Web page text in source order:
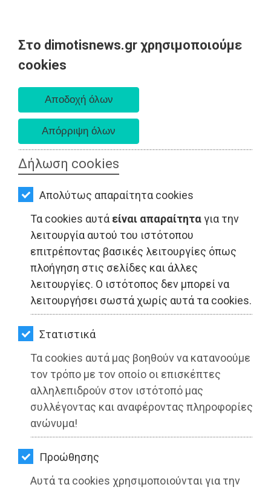
Στο dimotisnews.gr χρησιμοποιούμε
cookies
Δήλωση cookies
Απολύτως απαραίτητα cookies
Τα cookies αυτά είναι απαραίτηταγια την
λειτουργία αυτού του ιστότοπου
επιτρέποντας βασικές λειτουργίες όπως
πλοήγηση στις σελίδες και άλλες
λειτουργίες. Ο ιστότοπος δεν μπορεί να
λειτουργήσει σωστά χωρίς αυτά τα cookies.
Στατιστικά
Τα cookies αυτά μας βοηθούν να κατανοούμε
τον τρόπο με τον οποίο οι επισκέπτες
αλληλεπιδρούν στον ιστότοπό μας
συλλέγοντας και αναφέροντας πληροφορίες
ανώνυμα!
Προώθησης
Αυτά τα cookies χρησιμοποιούνται για την
AΡΧΙΚΗ
ΕΙΔΗΣΕΙΣ
ΠΟΛΙΤΙΚΗ
ΤΟΠΙΚΗ
ΑΥΤΟΔΙΟΙΚΗΣΗ
ΟΙΚΟΝΟΜΙΑ
ΑΘΛΗΤΙΣΜΟΣ
ΠΟΛΙΤΙΣΜΟΣ
ΣΠΙΤΙ-
ΚΗΠΟΣ
ΥΓΕΙΑ
LIFESTYLE
ΤΑΞΙΔΙΑ
ΕΞΟΔΟΣ
ΠΕΡΙΒΑΛΛΟΝ
ΚΑΤΟΙΚΙΔΙΟ
ΑΓΓΕΛΙΕΣ
Δημαιρεσίες την Κυριακή 9
Ιανουαρίου στην Περιφέρεια Αττικής
Διαβάστηκε 3529 φορές